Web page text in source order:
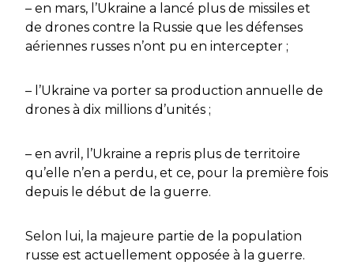
– en mars, l’Ukraine a lancé plus de missiles et
de drones contre la Russie que les défenses
aériennes russes n’ont pu en intercepter ;
– l’Ukraine va porter sa production annuelle de
drones à dix millions d’unités ;
– en avril, l’Ukraine a repris plus de territoire
qu’elle n’en a perdu, et ce, pour la première fois
depuis le début de la guerre.
Selon lui, la majeure partie de la population
russe est actuellement opposée à la guerre.